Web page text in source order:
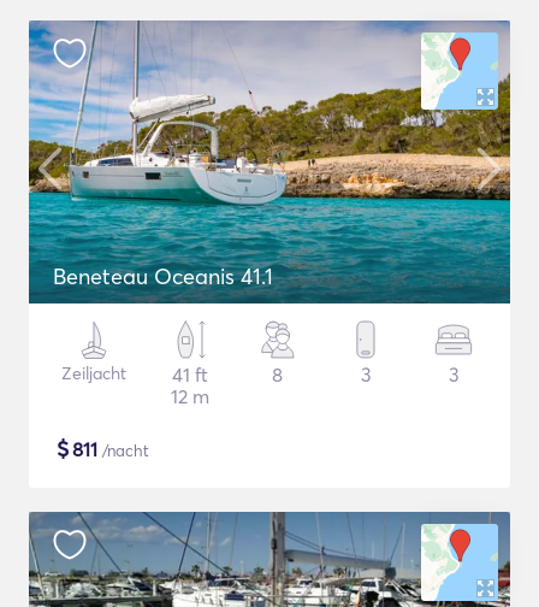
Beneteau Oceanis 41.1
Zeiljacht
41 ft
12 m
8 3 3
$811 /nacht